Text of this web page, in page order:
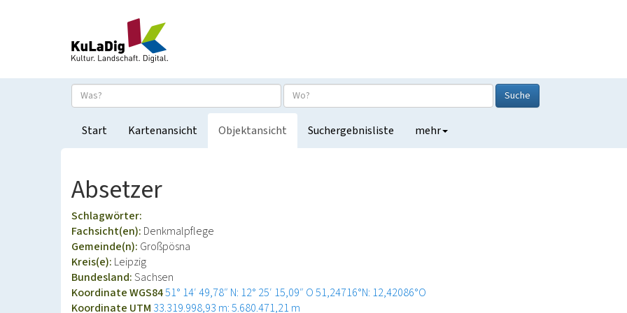
Suche
Start Kartenansicht Objektansicht Suchergebnisliste mehr
Absetzer
Schlagwörter:
Fachsicht(en): Denkmalpflege
Gemeinde(n): Großpösna
Kreis(e): Leipzig
Bundesland:Sachsen
Koordinate WGS8451° 14′ 49,78″ N: 12° 25′ 15,09″ O51,24716°N: 12,42086°O
Koordinate UTM 33.319.998,93 m: 5.680.471,21 m